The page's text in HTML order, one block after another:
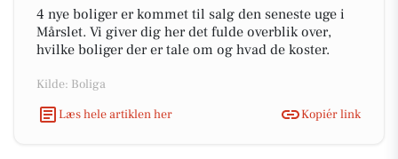
4 nye boliger er kommet til salg den seneste uge i
Mårslet. Vi giver dig her det fulde overblik over,
hvilke boliger der er tale om og hvad de koster.
Kilde: Boliga
Læs hele artiklen her
Kopiér link